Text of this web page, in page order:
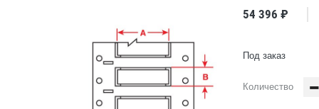
54 396 ₽
Под заказ
Количество